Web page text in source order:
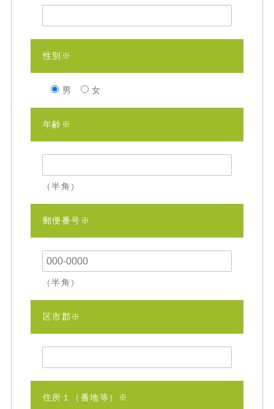
性別※
男 女
年齢※
（半角）
郵便番号※
（半角）
区市郡※
住所１（番地等）※